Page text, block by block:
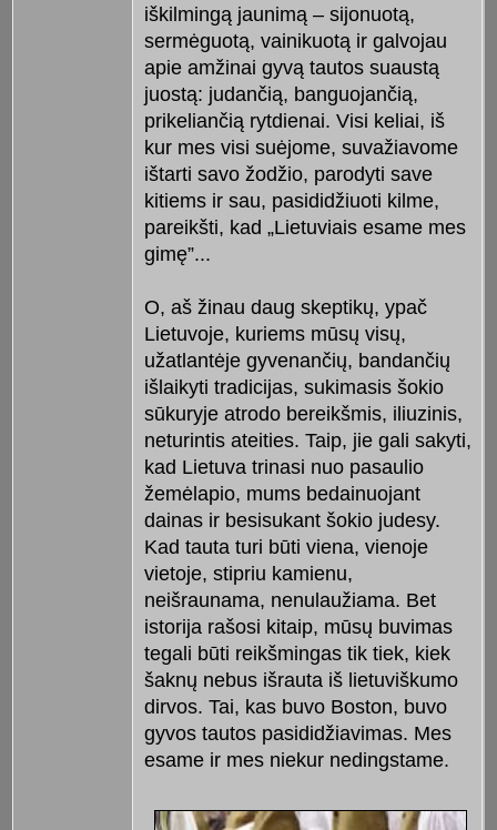
iškilmingą jaunimą – sijonuotą,
sermėguotą, vainikuotą ir galvojau
apie amžinai gyvą tautos suaustą
juostą: judančią, banguojančią,
prikeliančią rytdienai. Visi keliai, iš
kur mes visi suėjome, suvažiavome
ištarti savo žodžio, parodyti save
kitiems ir sau, pasididžiuoti kilme,
pareikšti, kad „Lietuviais esame mes
gimę”...
O, aš žinau daug skeptikų, ypač
Lietuvoje, kuriems mūsų visų,
užatlantėje gyvenančių, bandančių
išlaikyti tradicijas, sukimasis šokio
sūkuryje atrodo bereikšmis, iliuzinis,
neturintis ateities. Taip, jie gali sakyti,
kad Lietuva trinasi nuo pasaulio
žemėlapio, mums bedainuojant
dainas ir besisukant šokio judesy.
Kad tauta turi būti viena, vienoje
vietoje, stipriu kamienu,
neišraunama, nenulaužiama. Bet
istorija rašosi kitaip, mūsų buvimas
tegali būti reikšmingas tik tiek, kiek
šaknų nebus išrauta iš lietuviškumo
dirvos. Tai, kas buvo Boston, buvo
gyvos tautos pasididžiavimas. Mes
esame ir mes niekur nedingstame.